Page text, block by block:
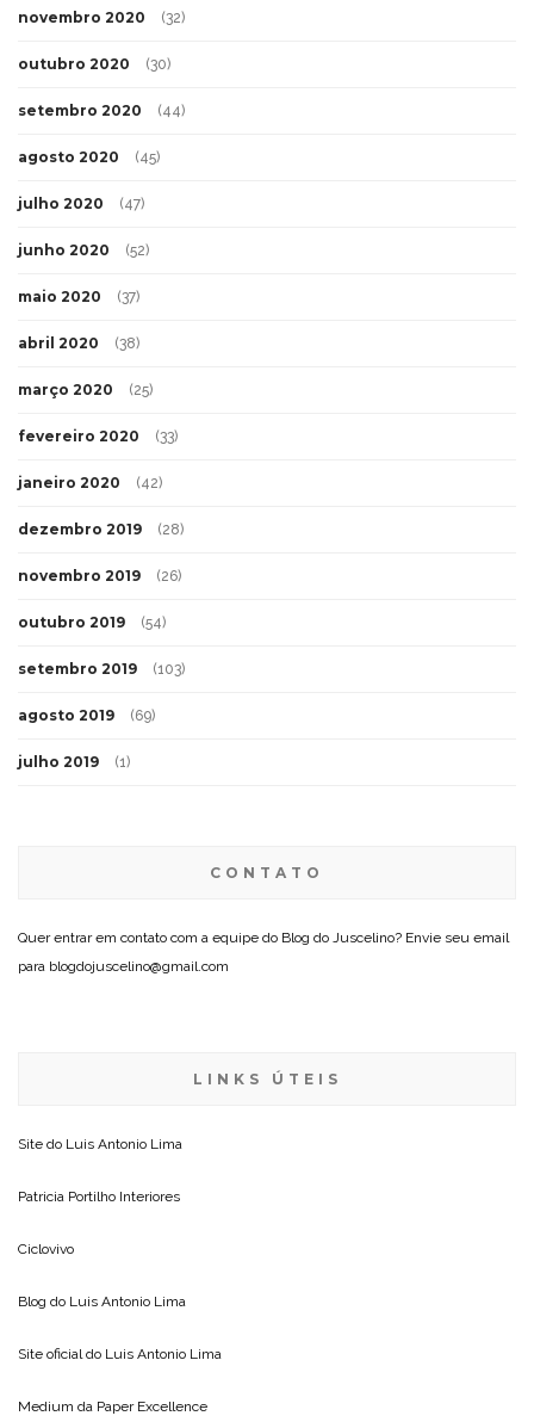
novembro 2020 (32)
outubro 2020 (30)
setembro 2020 (44)
agosto 2020 (45)
julho 2020 (47)
junho 2020 (52)
maio 2020 (37)
abril 2020 (38)
março 2020 (25)
fevereiro 2020 (33)
janeiro 2020 (42)
dezembro 2019 (28)
novembro 2019 (26)
outubro 2019 (54)
setembro 2019 (103)
agosto 2019 (69)
julho 2019 (1)
CONTATO
Quer entrar em contato com a equipe do Blog do Juscelino? Envie seu email
para blogdojuscelino@gmail.com
LINKS ÚTEIS
Site do Luis Antonio Lima
Patricia Portilho Interiores
Ciclovivo
Blog do Luis Antonio Lima
Site oficial do Luis Antonio Lima
Medium da Paper Excellence